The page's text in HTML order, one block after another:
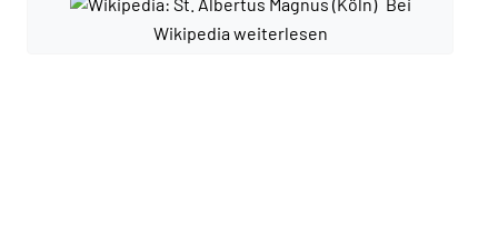
Wikipedia weiterlesen